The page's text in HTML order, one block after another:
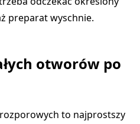
preparat wyschnie.
otworów po
to najprostszy